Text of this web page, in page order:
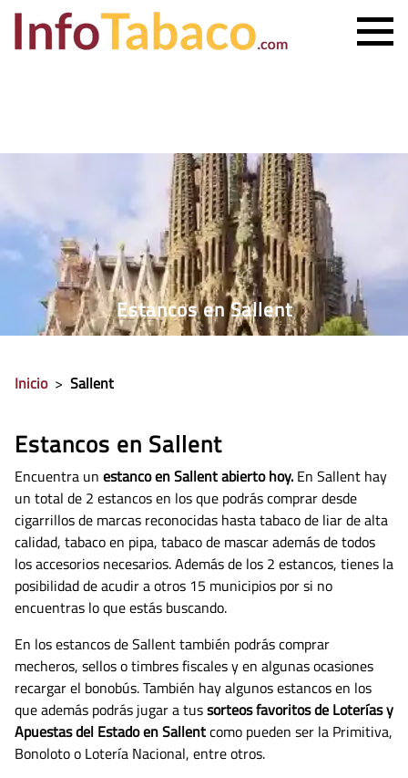
ESTANCO MÁS CERCANO
Estancos en Sallent
Inicio > Sallent
Estancos en Sallent
Encuentra un estanco en Sallent abierto hoy. En Sallent hay
un total de 2 estancos en los que podrás comprar desde
cigarrillos de marcas reconocidas hasta tabaco de liar de alta
calidad, tabaco en pipa, tabaco de mascar además de todos
los accesorios necesarios.Además de los 2 estancos, tienes la
posibilidad de acudir a otros 15 municipios por si no
encuentras lo que estás buscando.
En los estancos de Sallent también podrás comprar
mecheros, sellos o timbres fiscales y en algunas ocasiones
recargar el bonobús. También hay algunos estancos en los
que además podrás jugar a tussorteos favoritos de Loterías y
Apuestas del Estado en Sallentcomo pueden ser la Primitiva,
Bonoloto o Lotería Nacional, entre otros.